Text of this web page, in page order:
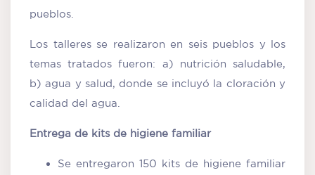
pueblos.
Los talleres se realizaron en seis pueblos y los
temas tratados fueron: a) nutrición saludable,
b) agua y salud, donde se incluyó la cloración y
calidad del agua.
Entrega de kits de higiene familiar
Se entregaron 150 kits de higiene familiar